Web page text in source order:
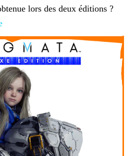
lors des deux éditions ?